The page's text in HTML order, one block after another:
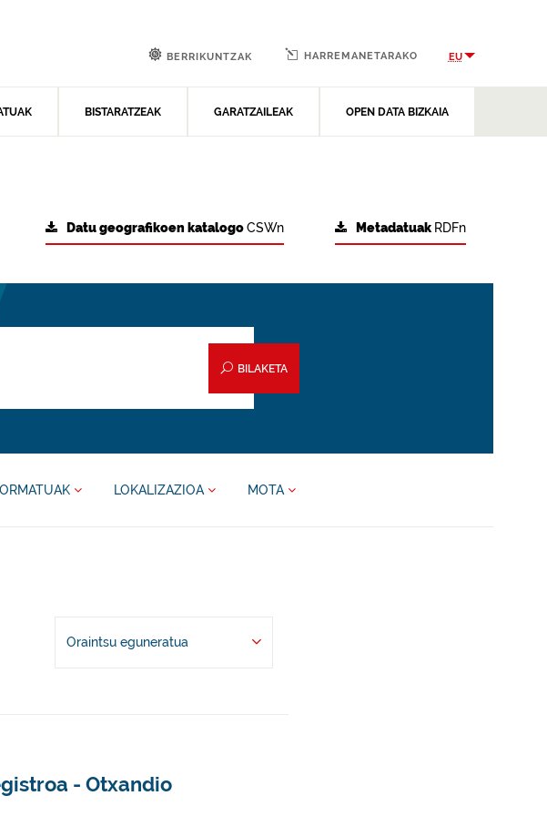
BISTARATZEAK GARATZAILEAK OPEN DATA BIZKAIA
BERRIKUNTZAK HARREMANETARAKO EU
Metadatuak RDFn
Datu geografikoen katalogoCSWn
BILAKETA
LOKALIZAZIOA MOTA
Oraintsu eguneratua
- Otxandio